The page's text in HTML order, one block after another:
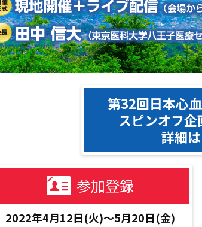
第32回日本心
スピンオフ企
詳細
参加登録
2022年4月12日(火)～5月20日(金)